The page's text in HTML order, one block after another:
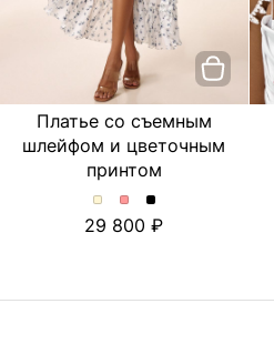
Платье со съемным
шлейфом и цветочным
принтом
Платье
со
Платье
со
Платье
со
29 800